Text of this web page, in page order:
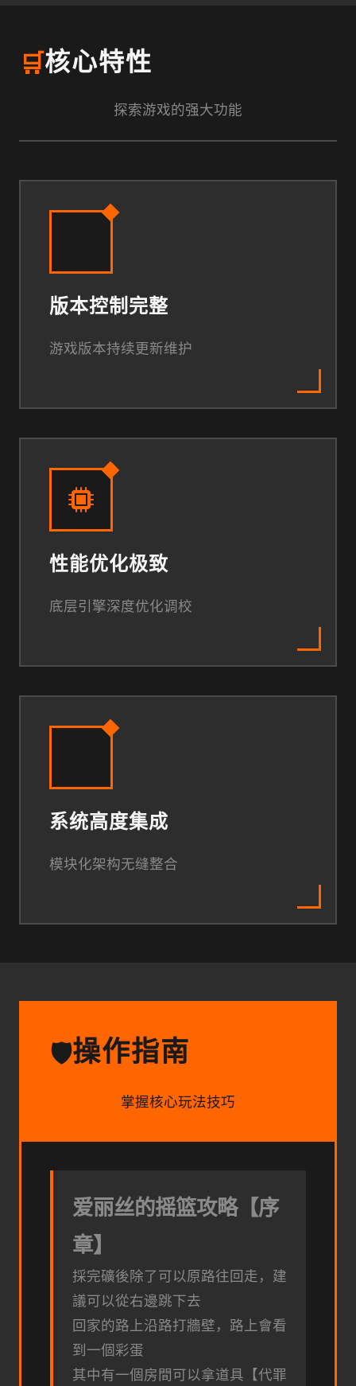
🛒核心特性
探索游戏的强大功能
版本控制完整
游戏版本持续更新维护
性能优化极致
底层引擎深度优化调校
系统高度集成
模块化架构无缝整合
🛡️操作指南
掌握核心玩法技巧
爱丽丝的摇篮攻略【序
章】
採完礦後除了可以原路往回走，建
議可以從右邊跳下去
回家的路上沿路打牆壁，路上會看
到一個彩蛋
其中有一個房間可以拿道具【代罪